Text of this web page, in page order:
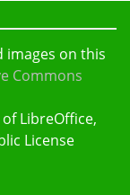
images on this
Commons
LibreOffice,
License